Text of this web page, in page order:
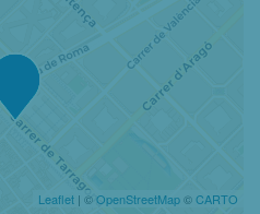
Leaflet | ©OpenStreetMap©CARTO